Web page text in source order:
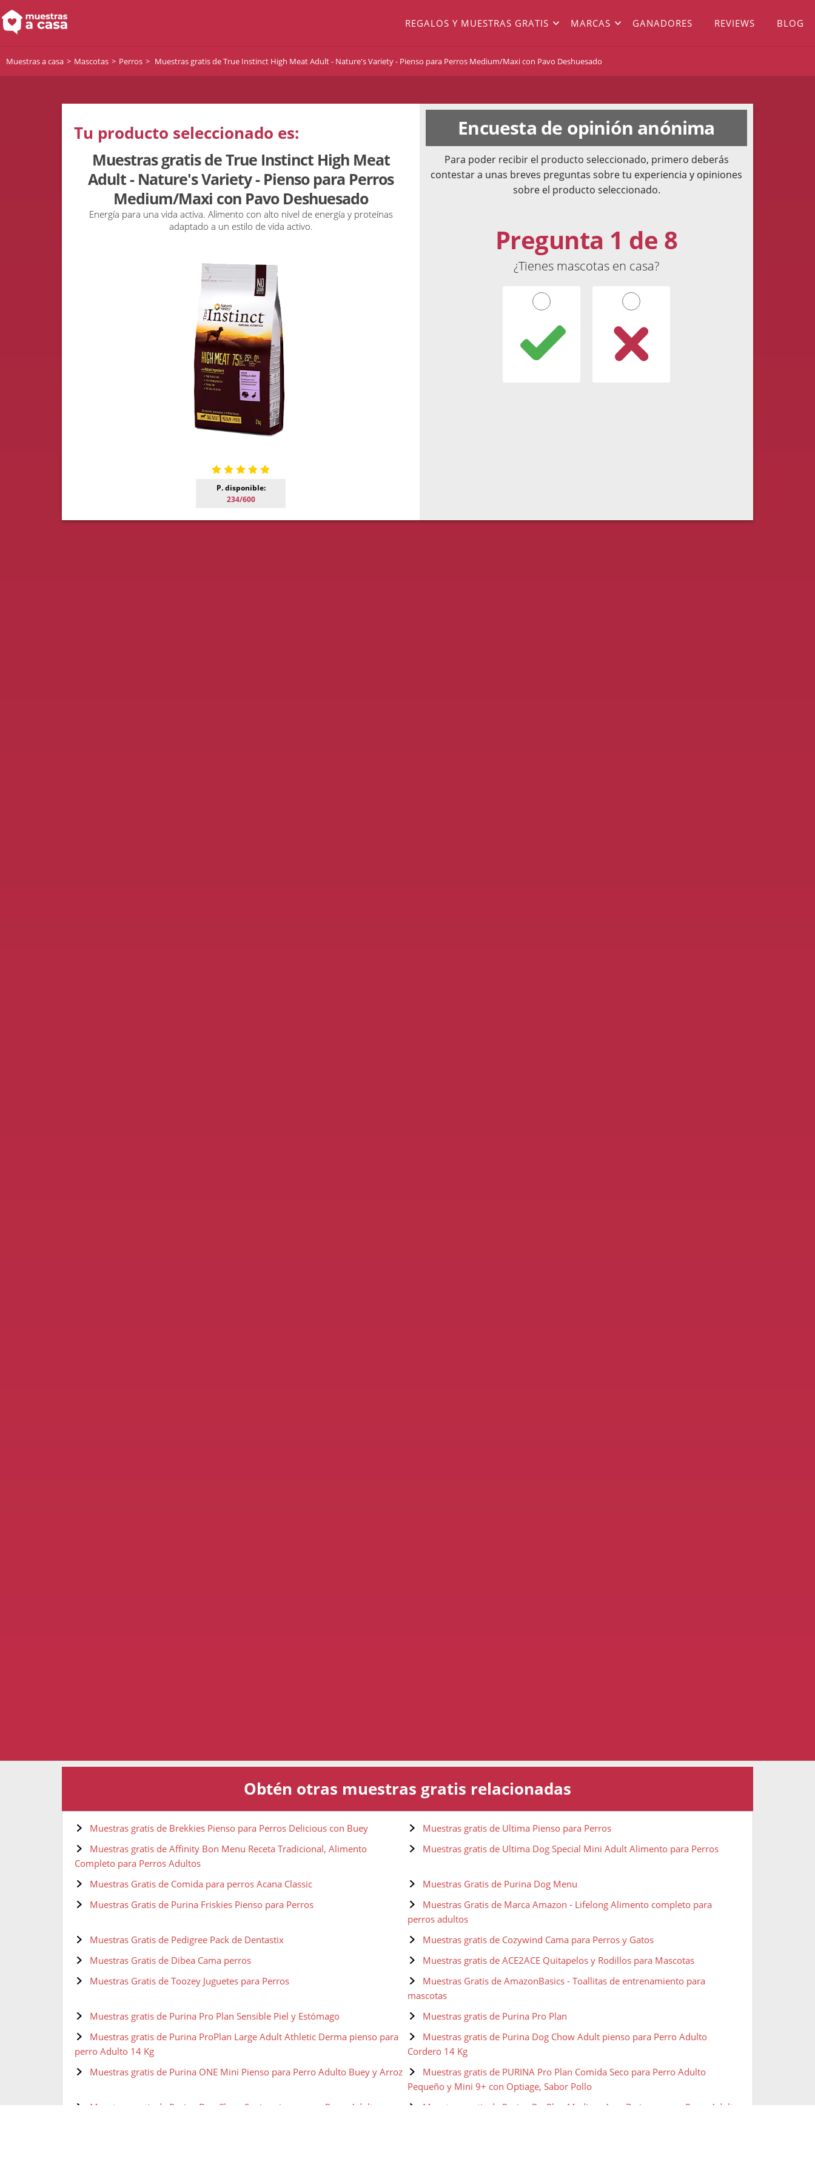
REGALOS Y MUESTRAS GRATIS MARCAS GANADORES REVIEWS BLOG
Muestras a casa Mascotas Perros Muestras gratis de True Instinct High Meat Adult - Nature's Variety - Pienso para Perros Medium/Maxi con Pavo Deshuesado
Tu producto seleccionado es:
Muestras gratis de True Instinct High Meat
Adult - Nature's Variety - Pienso para Perros
Medium/Maxi con Pavo Deshuesado
Energía para una vida activa. Alimento con alto nivel de energía y proteínas
adaptado a un estilo de vida activo.
P. disponible:
234/600
Encuesta de opinión anónima
Para poder recibir el producto seleccionado, primero deberás
contestar a unas breves preguntas sobre tu experiencia y opiniones
sobre el producto seleccionado.
Pregunta 1 de 8
¿Tienes mascotas en casa?
Obtén otras muestras gratis relacionadas
Muestras gratis de Brekkies Pienso para Perros Delicious con Buey
Muestras gratis de Ultima Pienso para Perros
Muestras gratis de Affinity Bon Menu Receta Tradicional, Alimento
Completo para Perros Adultos
Muestras gratis de Ultima Dog Special Mini Adult Alimento para Perros
Muestras Gratis de Comida para perros Acana Classic
Muestras Gratis de Purina Dog Menu
Muestras Gratis de Purina Friskies Pienso para Perros
Muestras Gratis de Marca Amazon - Lifelong Alimento completo para
perros adultos
Muestras Gratis de Pedigree Pack de Dentastix
Muestras gratis de Cozywind Cama para Perros y Gatos
Muestras Gratis de Dibea Cama perros
Muestras gratis de ACE2ACE Quitapelos y Rodillos para Mascotas
Muestras Gratis de Toozey Juguetes para Perros
Muestras Gratis de AmazonBasics - Toallitas de entrenamiento para
mascotas
Muestras gratis de Purina Pro Plan Sensible Piel y Estómago
Muestras gratis de Purina Pro Plan
Muestras gratis de Purina ProPlan Large Adult Athletic Derma pienso para
perro Adulto 14 Kg
Muestras gratis de Purina Dog Chow Adult pienso para Perro Adulto
Cordero 14 Kg
Muestras gratis de Purina ONE Mini Pienso para Perro Adulto Buey y Arroz
Muestras gratis de PURINA Pro Plan Comida Seco para Perro Adulto
Pequeño y Mini 9+ con Optiage, Sabor Pollo
Muestras gratis de Purina Dog Chow Senior pienso para Perro Adulto
Muestras gratis de Purina ProPlan Medium Age+7 pienso para Perro Adulto